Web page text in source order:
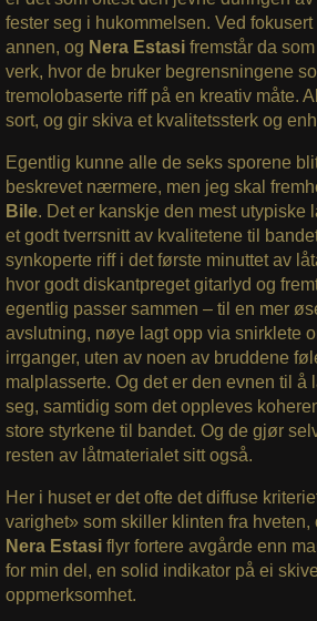
fester seg i hukommelsen. Ved
annen, og Nera Estasifremstår da
verk, hvor de bruker begrensningene
tremolobaserte riff på en kreativ måte.
sort, og gir skiva et kvalitetssterk og
Egentlig kunne alle de seks sporene
beskrevet nærmere, men jeg skal
Bile. Det er kanskje den mest utypiske
et godt tverrsnitt av kvalitetene til
synkoperte riff i det første minuttet av
hvor godt diskantpreget gitarlyd og
egentlig passer sammen – til en mer
avslutning, nøye lagt opp via snirklete
irrganger, uten av noen av bruddene
malplasserte. Og det er den evnen til å
seg, samtidig som det oppleves
store styrkene til bandet. Og de gjør
resten av låtmaterialet sitt også.
Her i huset er det ofte det diffuse
varighet» som skiller klinten fra hveten,
Nera Estasi flyr fortere avgårde enn
for min del, en solid indikator på ei
oppmerksomhet.